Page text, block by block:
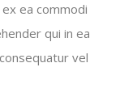
ea commodi
qui in ea
vel